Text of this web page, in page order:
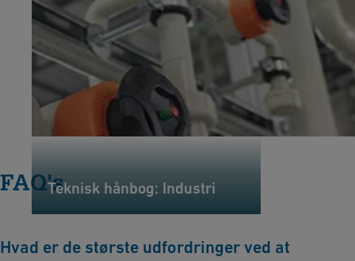
Teknisk hånbog: Industri
FAQ's
Hvad er de største udfordringer ved at